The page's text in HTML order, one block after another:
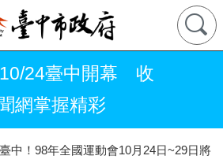
24臺中開幕 收
網掌握精彩
！98年全國運動會10月24日~29日將